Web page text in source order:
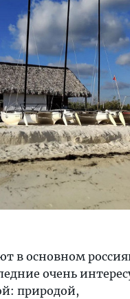
в основном
очень
природой,